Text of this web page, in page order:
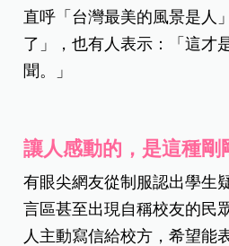
直呼「台灣最美的風景是人
了」，也有人表示：「這才
聞。」
讓人感動的，是這種剛
有眼尖網友從制服認出學生
言區甚至出現自稱校友的民
人主動寫信給校方，希望能